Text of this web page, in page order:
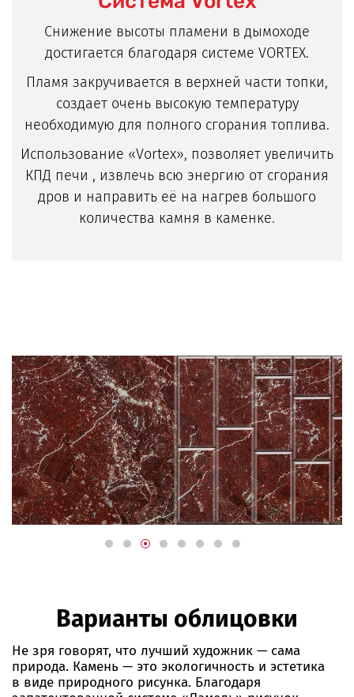
Снижение высоты пламени в дымоходе
достигается благодаря системе VORTEX.
Пламя закручивается в верхней части топки,
создает очень высокую температуру
необходимую для полного сгорания топлива.
Использование «Vortex», позволяет увеличить
КПД печи , извлечь всю энергию от сгорания
дров и направить её на нагрев большого
количества камня в каменке.
Варианты облицовки
Не зря говорят, что лучший художник — сама
природа. Камень — это экологичность и эстетика
в виде природного рисунка. Благодаря